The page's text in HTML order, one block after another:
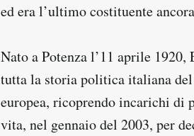
ed era l’ultimo costituente
Nato a Potenza l’11 aprile
tutta la storia politica italiana del
europea, ricoprendo incarichi di
vita, nel gennaio del 2003, per